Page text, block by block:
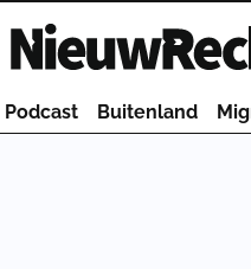
Homepage van
Podcast Buitenland